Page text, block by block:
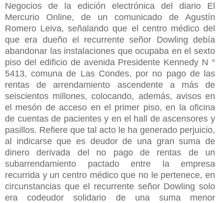
Negocios de la edición electrónica del diario El
Mercurio Online, de un comunicado de Agustín
Romero Leiva, señalando que el centro médico del
que era dueño el recurrente señor Dowling debía
abandonar las instalaciones que ocupaba en el sexto
piso del edificio de avenida Presidente Kennedy N °
5413, comuna de Las Condes, por no pago de las
rentas de arrendamiento ascendente a más de
seiscientos millones, colocando, además, avisos en
el mesón de acceso en el primer piso, en la oficina
de cuentas de pacientes y en el hall de ascensores y
pasillos. Refiere que tal acto le ha generado perjuicio,
al indicarse que es deudor de una gran suma de
dinero derivada del no pago de rentas de un
subarrendamiento pactado entre la empresa
recurrida y un centro médico que no le pertenece, en
circunstancias que el recurrente señor Dowling solo
era codeudor solidario de una suma menor